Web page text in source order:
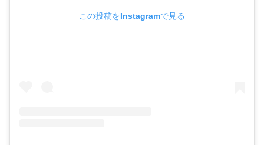
この投稿をInstagramで見る